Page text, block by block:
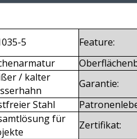
5 Feature:
/ kalter
Garantie:
Stahl
für
Zertifikat: